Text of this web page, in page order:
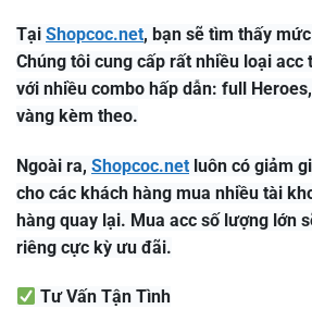
Tại Shopcoc.net, bạn sẽ tìm thấy
Chúng tôi cung cấp rất nhiều loại acc
với nhiều combo hấp dẫn: full
vàng kèm theo.
Ngoài ra, Shopcoc.net luôn có giảm
cho các khách hàng mua nhiều tài
hàng quay lại. Mua acc số lượng lớn
riêng cực kỳ ưu đãi.
Tư Vấn Tận Tình